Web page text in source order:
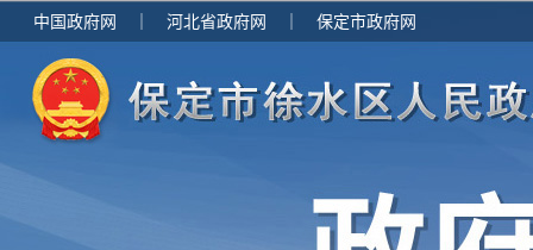
中国政府网 河北省政府网 保定市政府网